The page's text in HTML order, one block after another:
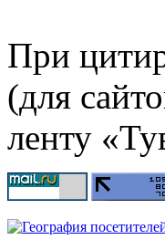
При
(для
ленту